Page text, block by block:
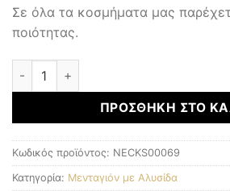
Σε όλα τα κοσμήματα μας
ποιότητας.
Μενταγιόν με αλυσίδα ποσότητα
ΠΡΟΣΘΉΚΗ ΣΤΟ
Κωδικός προϊόντος: NECKS00069
Κατηγορία: Μενταγιόν με Αλυσίδα